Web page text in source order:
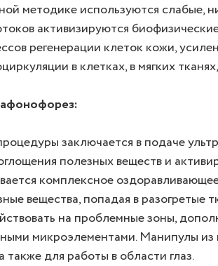
методике используются слабые,
активизируются
регенерации клеток кожи,
в клетках, в мягких
заключается в подаче
полезных веществ и
комплексное
вещества, попадая в разогретые
на проблемные зоны,
микроэлементами. Манипулы
также для работы в области глаз.